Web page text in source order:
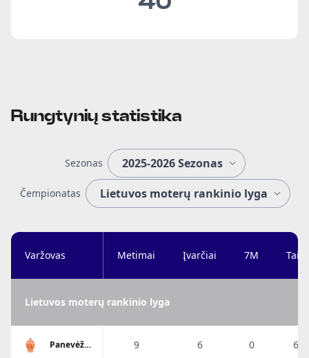
Rungtynių statistika
Sezonas
Čempionatas
Varžovas Metimai Įvarčiai 7M
Lietuvos moterų rankinio lyga
Panevėžio
9 6 0